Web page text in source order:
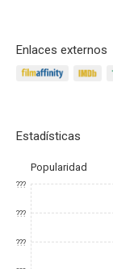
Enlaces externos
Estadísticas
Popularidad
???
???
???